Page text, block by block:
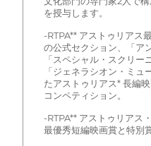
を授与します。
-RTPA** アストゥリアス
の公式セクション、「ア
「スペシャル・スクリー
「ジェネラシオン・ミ
たアストゥリアス* 長編
コンペティション。
-RTPA** アストゥリアス
最優秀短編映画賞と特別